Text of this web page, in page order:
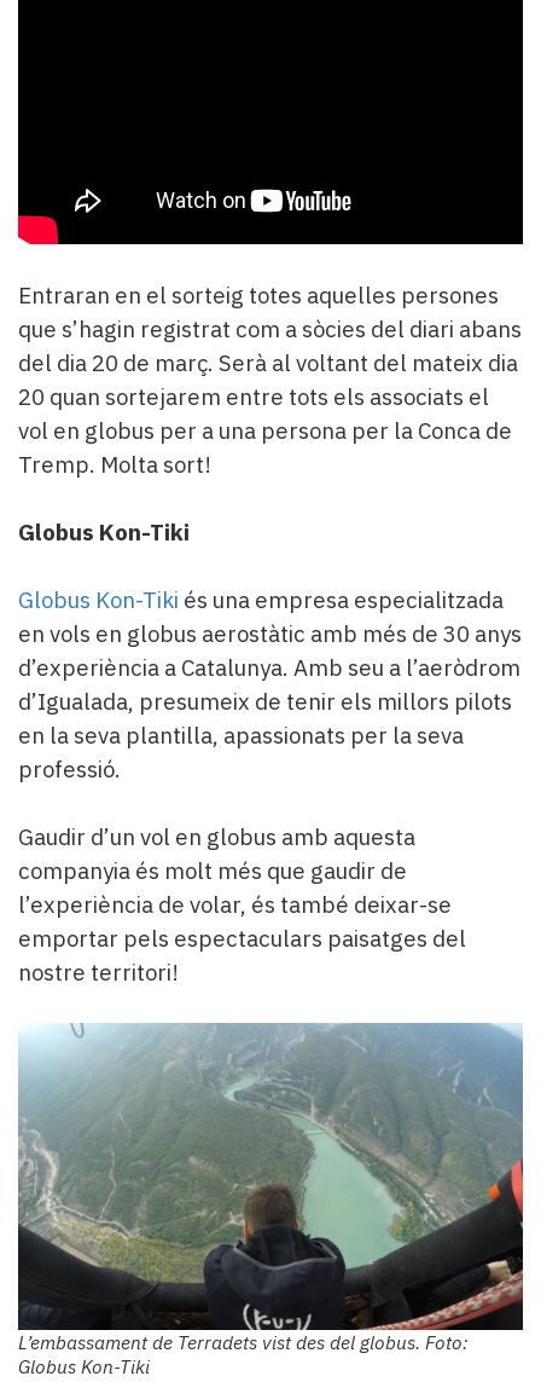
Entraran en el sorteig totes aquelles persones
que s’hagin registrat com a sòcies del diari abans
del dia 20 de març. Serà al voltant del mateix dia
20 quan sortejarem entre tots els associats el
vol en globus per a una persona per la Conca de
Tremp. Molta sort!
Globus Kon-Tiki
Globus Kon-Tiki és una empresa especialitzada
en vols en globus aerostàtic amb més de 30 anys
d’experiència a Catalunya. Amb seu a l’aeròdrom
d’Igualada, presumeix de tenir els millors pilots
en la seva plantilla, apassionats per la seva
professió.
Gaudir d’un vol en globus amb aquesta
companyia és molt més que gaudir de
l’experiència de volar, és també deixar-se
emportar pels espectaculars paisatges del
nostre territori!
L’embassament de Terradets vist des del globus. Foto:
Globus Kon-Tiki